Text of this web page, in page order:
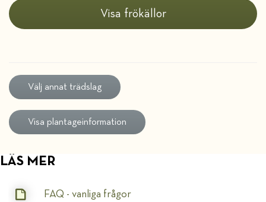
Välj annat trädslag
LÄS MER
FAQ - vanliga frågor